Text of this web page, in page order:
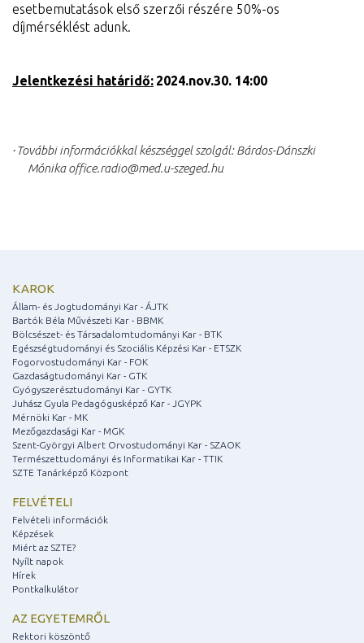
esetbemutatások első szerzői részére 50%-os
díjmérséklést adunk.
Jelentkezési határidő: 2024.nov.30. 14:00
·További információkkal készséggel szolgál: Bárdos-Dánszki
Mónika office.radio@med.u-szeged.hu
KAROK
Állam- és Jogtudományi Kar - ÁJTK
Bartók Béla Művészeti Kar - BBMK
Bölcsészet- és Társadalomtudományi Kar - BTK
Egészségtudományi és Szociális Képzési Kar - ETSZK
Fogorvostudományi Kar - FOK
Gazdaságtudományi Kar - GTK
Gyógyszerésztudományi Kar - GYTK
Juhász Gyula Pedagógusképző Kar - JGYPK
Mérnöki Kar - MK
Mezőgazdasági Kar - MGK
Szent-Györgyi Albert Orvostudományi Kar - SZAOK
Természettudományi és Informatikai Kar - TTIK
SZTE Tanárképző Központ
FELVÉTELI
Felvételi információk
Képzések
Miért az SZTE?
Nyílt napok
Hírek
Pontkalkulátor
AZ EGYETEMRŐL
Rektori köszöntő